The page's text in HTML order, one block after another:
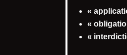
«
«
«